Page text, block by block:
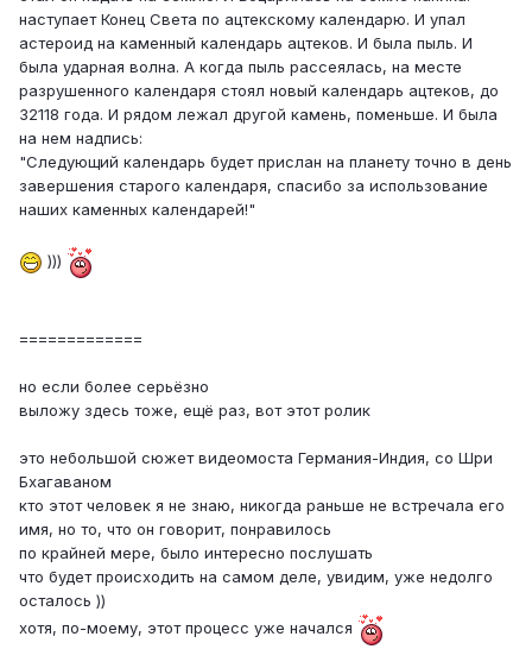
наступает Конец Света по ацтекскому календарю. И упал
астероид на каменный календарь ацтеков. И была пыль. И
была ударная волна. А когда пыль рассеялась, на месте
разрушенного календаря стоял новый календарь ацтеков, до
32118 года. И рядом лежал другой камень, поменьше. И была
на нем надпись:
"Следующий календарь будет прислан на планету точно в день
завершения старого календаря, спасибо за использование
наших каменных календарей!"
)))
=============
но если более серьёзно
выложу здесь тоже, ещё раз, вот этот ролик
это небольшой сюжет видеомоста Германия-Индия, со Шри
Бхагаваном
кто этот человек я не знаю, никогда раньше не встречала его
имя, но то, что он говорит, понравилось
по крайней мере, было интересно послушать
что будет происходить на самом деле, увидим, уже недолго
осталось ))
хотя, по-моему, этот процесс уже начался